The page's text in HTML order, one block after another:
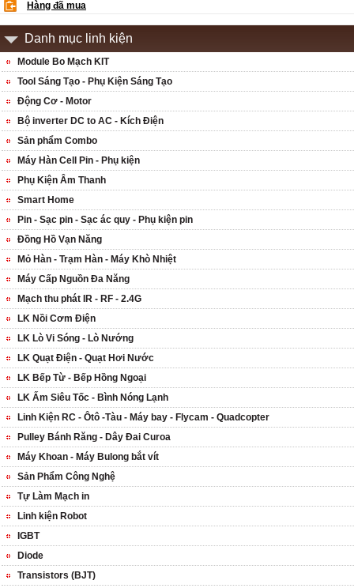
Hàng đã mua
Danh mục linh kiện
Module Bo Mạch KIT
Tool Sáng Tạo - Phụ Kiện Sáng Tạo
Động Cơ - Motor
Bộ inverter DC to AC - Kích Điện
Sản phẩm Combo
Máy Hàn Cell Pin - Phụ kiện
Phụ Kiện Âm Thanh
Smart Home
Pin - Sạc pin - Sạc ác quy - Phụ kiện pin
Đồng Hồ Vạn Năng
Mỏ Hàn - Trạm Hàn - Máy Khò Nhiệt
Máy Cấp Nguồn Đa Năng
Mạch thu phát IR - RF - 2.4G
LK Nồi Cơm Điện
LK Lò Vi Sóng - Lò Nướng
LK Quạt Điện - Quạt Hơi Nước
LK Bếp Từ - Bếp Hồng Ngoại
LK Ấm Siêu Tốc - Bình Nóng Lạnh
Linh Kiện RC - Ôtô -Tàu - Máy bay - Flycam - Quadcopter
Pulley Bánh Răng - Dây Đai Curoa
Máy Khoan - Máy Bulong bắt vít
Sản Phẩm Công Nghệ
Tự Làm Mạch in
Linh kiện Robot
IGBT
Diode
Transistors (BJT)